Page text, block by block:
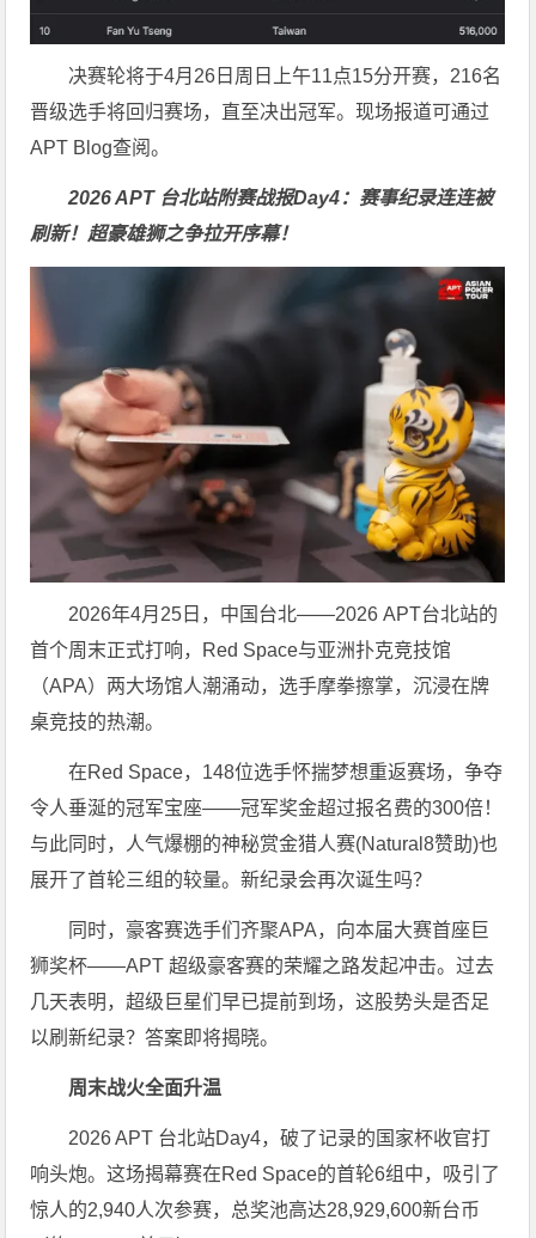
决赛轮将于4月26日周日上午11点15分开赛，216名
晋级选手将回归赛场，直至决出冠军。现场报道可通过
APT Blog查阅。
2026 APT 台北站附赛战报Day4：赛事纪录连连被
刷新！超豪雄狮之争拉开序幕！
2026年4月25日，中国台北——2026 APT台北站的
首个周末正式打响，Red Space与亚洲扑克竞技馆
（APA）两大场馆人潮涌动，选手摩拳擦掌，沉浸在牌
桌竞技的热潮。
在Red Space，148位选手怀揣梦想重返赛场，争夺
令人垂涎的冠军宝座——冠军奖金超过报名费的300倍！
与此同时，人气爆棚的神秘赏金猎人赛(Natural8赞助)也
展开了首轮三组的较量。新纪录会再次诞生吗？
同时，豪客赛选手们齐聚APA，向本届大赛首座巨
狮奖杯——APT 超级豪客赛的荣耀之路发起冲击。过去
几天表明，超级巨星们早已提前到场，这股势头是否足
以刷新纪录？答案即将揭晓。
周末战火全面升温
2026 APT 台北站Day4，破了记录的国家杯收官打
响头炮。这场揭幕赛在Red Space的首轮6组中，吸引了
惊人的2,940人次参赛，总奖池高达28,929,600新台币